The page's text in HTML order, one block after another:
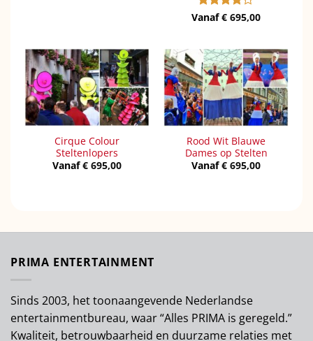
Gewaardeerd
Vanaf€ 695,00
Cirque Colour
Steltenlopers
Vanaf€ 695,00
Rood Wit Blauwe
Dames op Stelten
Vanaf€ 695,00
PRIMA ENTERTAINMENT
Sinds 2003, het toonaangevende Nederlandse
entertainmentbureau, waar “Alles PRIMA is geregeld.”
Kwaliteit, betrouwbaarheid en duurzame relaties met